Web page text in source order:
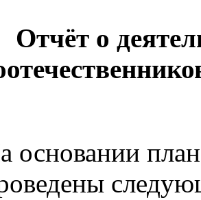
о
основании